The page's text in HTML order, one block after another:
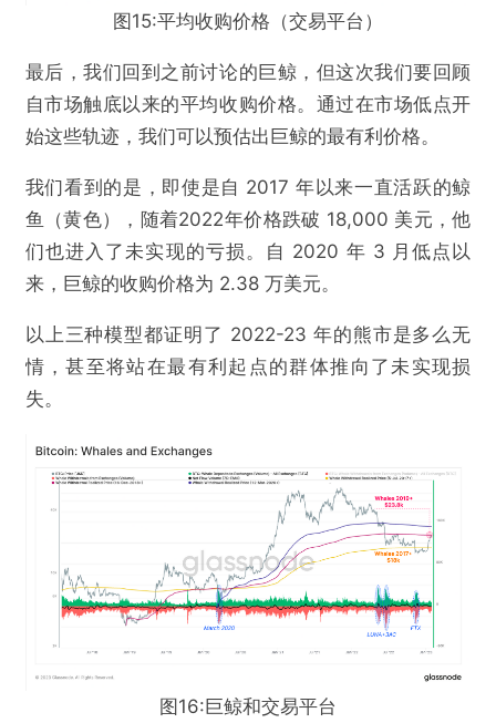
图15:平均收购价格（交易平台）
最后，我们回到之前讨论的巨鲸，但这次我们要回顾
自市场触底以来的平均收购价格。通过在市场低点开
始这些轨迹，我们可以预估出巨鲸的最有利价格。
我们看到的是，即使是自 2017 年以来一直活跃的鲸
鱼（黄色），随着2022年价格跌破 18,000 美元，他
们也进入了未实现的亏损。自 2020 年 3 月低点以
来，巨鲸的收购价格为 2.38 万美元。
以上三种模型都证明了 2022-23 年的熊市是多么无
情，甚至将站在最有利起点的群体推向了未实现损
失。
图16:巨鲸和交易平台